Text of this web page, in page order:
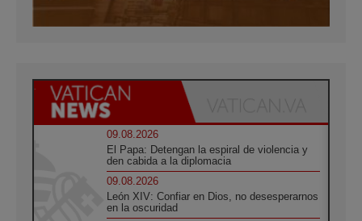
09.08.2026
El Papa: Detengan la espiral de violencia y
den cabida a la diplomacia
09.08.2026
León XIV: Confiar en Dios, no desesperarnos
en la oscuridad